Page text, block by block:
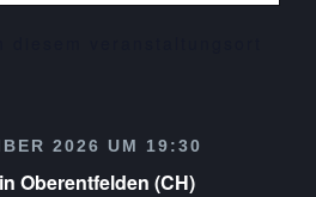
Oberentfelden (CH)
2026 UM 19:30